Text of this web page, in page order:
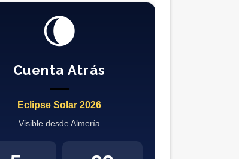
🌘
Cuenta Atrás
Eclipse Solar 2026
Visible desde Almería